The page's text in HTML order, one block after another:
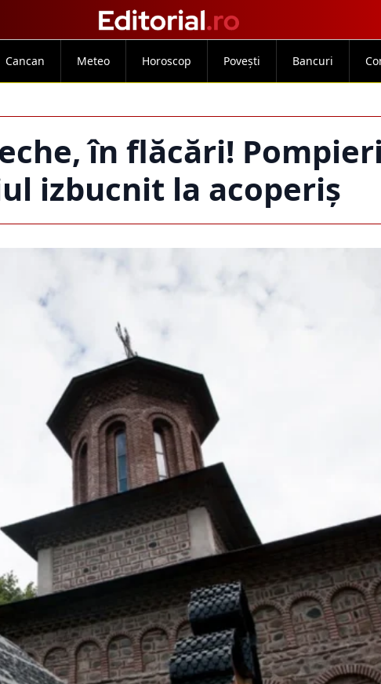
Cancan Meteo Horoscop Povești Bancuri
în flăcări!
izbucnit la acoperiș